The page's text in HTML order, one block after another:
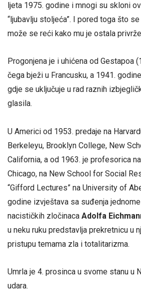
ljeta 1975. godine i mnogi su skloni
“ljubavlju stoljeća”. I pored toga što
može se reći kako mu je ostala
Progonjena je i uhićena od Gestapoa
čega bježi u Francusku, a 1941.
gdje se uključuje u rad raznih
glasila.
U Americi od 1953. predaje na
Berkeleyu, Brooklyn College, New
California, a od 1963. je profesorica
Chicago, na New School for Social
“Gifford Lectures” na University of
godine izvještava sa suđenja
nacističkih zločinaca Adolfa
u neku ruku predstavlja prekretnicu u
pristupu temama zla i totalitarizma.
Umrla je 4. prosinca u svome stanu u
udara.